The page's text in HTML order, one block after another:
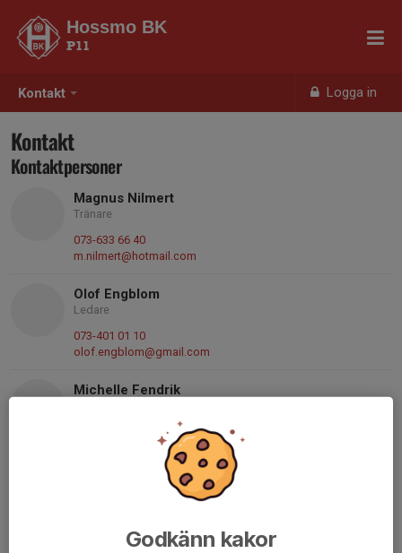
Kontakt Logga in
Hossmo BK
P11
Kontakt
Kontaktpersoner
Magnus Nilmert
Tränare
073-633 66 40
m.nilmert@hotmail.com
Olof Engblom
Ledare
073-401 01 10
olof.engblom@gmail.com
Michelle Fendrik
michelle.fendrik@ahlsell.se
Jenny Liljequist
barcelonajenny@hotmail.com
Godkänn kakor